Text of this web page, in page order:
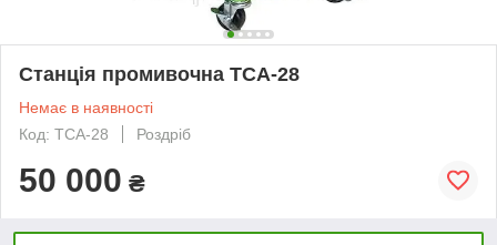
Станція промивочна TCA-28
Немає в наявності
Код: TCA-28
Роздріб
50 000 ₴